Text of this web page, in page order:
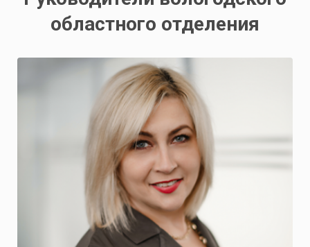
областного отделения